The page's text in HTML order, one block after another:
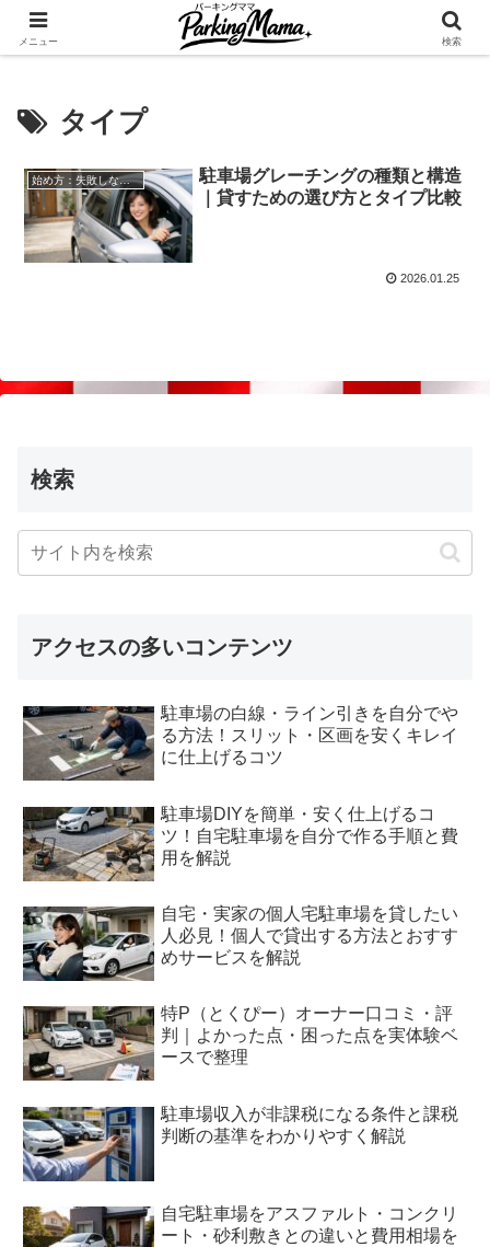
✨空き家・自宅の駐車場を貸してゆとりget🍵
タイプ
始め方：失敗しない自宅駐車場貸し出し
駐車場グレーチングの種類と構造
｜貸すための選び方とタイプ比較
2026.01.25
検索
アクセスの多いコンテンツ
駐車場の白線・ライン引きを自分でや
る方法！スリット・区画を安くキレイ
に仕上げるコツ
駐車場DIYを簡単・安く仕上げるコ
ツ！自宅駐車場を自分で作る手順と費
用を解説
自宅・実家の個人宅駐車場を貸したい
人必見！個人で貸出する方法とおすす
めサービスを解説
特P（とくぴー）オーナー口コミ・評
判｜よかった点・困った点を実体験ベ
ースで整理
駐車場収入が非課税になる条件と課税
判断の基準をわかりやすく解説
自宅駐車場をアスファルト・コンクリ
ート・砂利敷きとの違いと費用相場を
メニュー 検索